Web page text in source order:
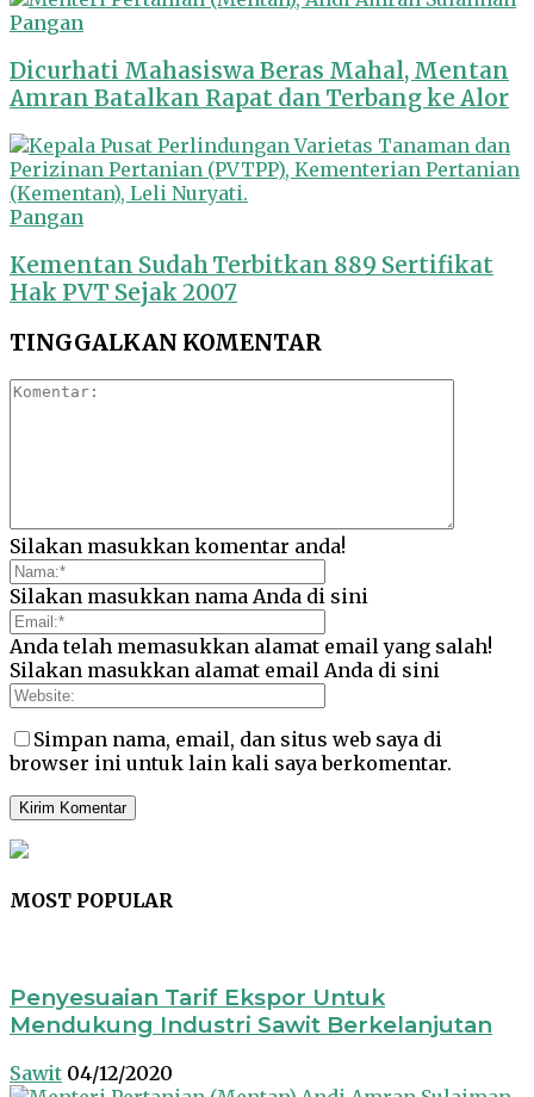
Pangan
Dicurhati Mahasiswa Beras Mahal, Mentan
Amran Batalkan Rapat dan Terbang ke Alor
Pangan
Kementan Sudah Terbitkan 889 Sertifikat
Hak PVT Sejak 2007
TINGGALKAN KOMENTAR
Silakan masukkan komentar anda!
Silakan masukkan nama Anda di sini
Anda telah memasukkan alamat email yang salah!
Silakan masukkan alamat email Anda di sini
Simpan nama, email, dan situs web saya di
browser ini untuk lain kali saya berkomentar.
MOST POPULAR
Penyesuaian Tarif Ekspor Untuk
Mendukung Industri Sawit Berkelanjutan
Sawit 04/12/2020